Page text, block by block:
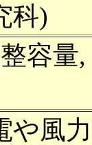
科)
容
や風